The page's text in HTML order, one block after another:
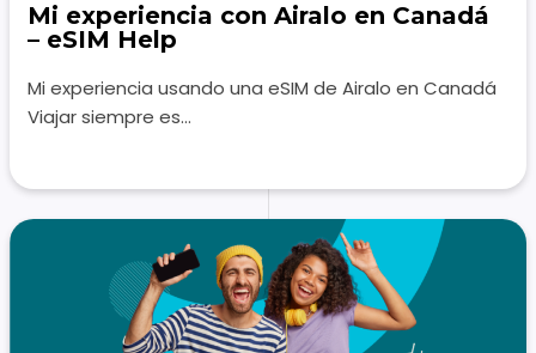
Mi experiencia con Airalo en Canadá
– eSIM Help
Mi experiencia usando una eSIM de Airalo en Canadá
Viajar siempre es…